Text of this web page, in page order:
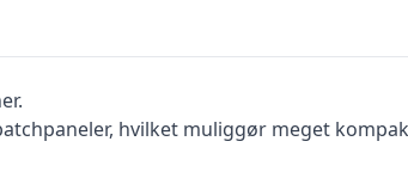
hvilket muliggør meget